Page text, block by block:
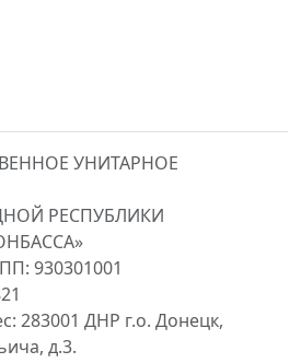
УНИТАРНОЕ
РЕСПУБЛИКИ
930301001
283001 ДНР г.о. Донецк,
д.3.